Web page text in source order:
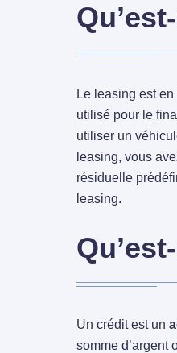
Le leasing est
utilisé pour le
utiliser un
leasing, vous
résiduelle
leasing.
Un crédit est un
somme d’argent